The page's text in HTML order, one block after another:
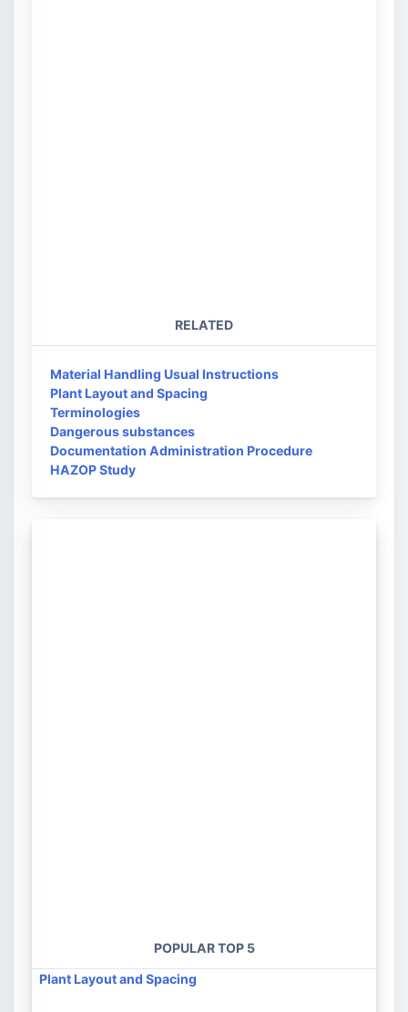
RELATED
Material Handling Usual Instructions
Plant Layout and Spacing
Terminologies
Dangerous substances
Documentation Administration Procedure
HAZOP Study
POPULAR TOP 5
Plant Layout and Spacing